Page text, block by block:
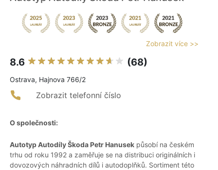
Zobrazit více >>
8.6 (68)
Ostrava, Hajnova 766/2
Zobrazit telefonní číslo
O společnosti:
Autotyp Autodíly Škoda Petr Hanusek působí na českém
trhu od roku 1992 a zaměřuje se na distribuci originálních i
dovozových náhradních dílů i autodoplňků. Sortiment této